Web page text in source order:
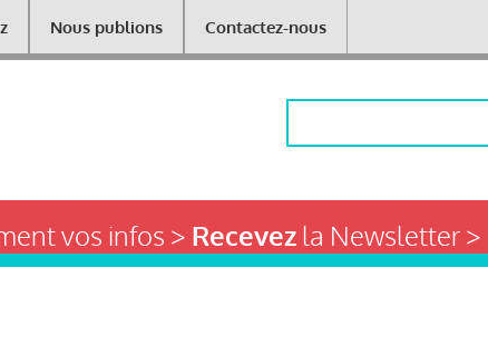
Nous publions Contactez-nous
vos infos > Recevezla Newsletter >